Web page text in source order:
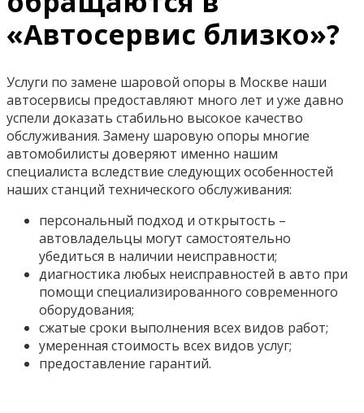
«Автосервис близко»?
Услуги по замене шаровой опоры в Москве наши
автосервисы предоставляют много лет и уже давно
успели доказать стабильно высокое качество
обслуживания. Замену шаровую опоры многие
автомобилисты доверяют именно нашим
специалиста вследствие следующих особенностей
наших станций технического обслуживания:
персональный подход и открытость –
автовладельцы могут самостоятельно
убедиться в наличии неисправности;
диагностика любых неисправностей в авто при
помощи специализированного современного
оборудования;
сжатые сроки выполнения всех видов работ;
умеренная стоимость всех видов услуг;
предоставление гарантий.